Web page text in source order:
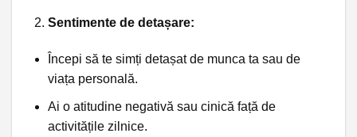
Sentimente de detașare:
Începi să te simți detașat de munca ta sau de
viața personală.
Ai o atitudine negativă sau cinică față de
activitățile zilnice.